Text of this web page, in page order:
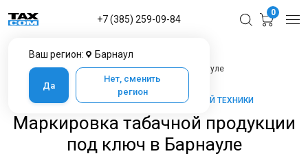
Ваш регион: Барнаул
Да
Нет, сменить
регион
+7 (385) 259-09-84
0
Главная
Услуги ЦТО
Маркировка табачной продукции под ключ в Барнауле
ТАКСКОМ-КАССА — МАРКЕТ КАССОВОЙ ТЕХНИКИ
Маркировка табачной продукции
под ключ в Барнауле